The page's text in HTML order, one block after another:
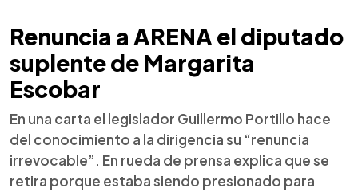
Renuncia a ARENA el diputado
suplente de Margarita
Escobar
En una carta el legislador Guillermo Portillo hace
del conocimiento a la dirigencia su “renuncia
irrevocable”. En rueda de prensa explica que se
retira porque estaba siendo presionado para